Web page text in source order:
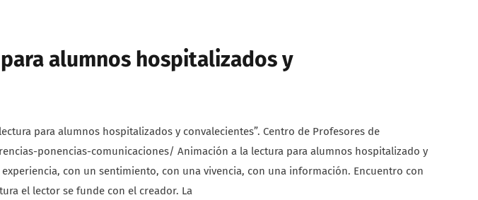
para alumnos hospitalizados y
lectura para alumnos hospitalizados y convalecientes”. Centro de Profesores de
ponencias-comunicaciones/ Animación a la lectura para alumnos hospitalizado y
con un sentimiento, con una vivencia, con una información. Encuentro con
el lector se funde con el creador. La